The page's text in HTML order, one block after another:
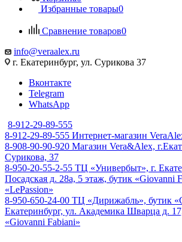
Избранные товары0
Сравнение товаров0
info@veraalex.ru
г. Екатеринбург, ул. Сурикова 37
Вконтакте
Telegram
WhatsApp
8-912-29-89-555
8-912-29-89-555 Интернет-магазин
8-908-90-90-920 Магазин Vera&Alex,
Сурикова, 37
8-950-20-55-2-55 ТЦ «Универбыт», г.
Посадская д. 28а, 5 этаж, бутик «Giovanni
«LePassion»
8-950-650-24-00 ТЦ «Дирижабль», бутик
Екатеринбург, ул. Академика Шварца д.
«Giovanni Fabiani»